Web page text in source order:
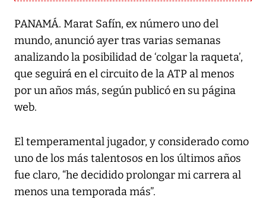
PANAMÁ. Marat Safín, ex número uno del
mundo, anunció ayer tras varias semanas
analizando la posibilidad de ‘colgar la raqueta’,
que seguirá en el circuito de la ATP al menos
por un años más, según publicó en su página
web.
El temperamental jugador, y considerado como
uno de los más talentosos en los últimos años
fue claro, “he decidido prolongar mi carrera al
menos una temporada más”.